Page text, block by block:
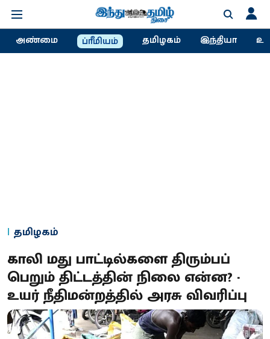
அண்மை ப்ரீமியம் தமிழகம் இந்தியா
தமிழகம்
காலி மது பாட்டில்களை திரும்பப்
பெறும் திட்டத்தின் நிலை என்ன? -
உயர் நீதிமன்றத்தில் அரசு விவரிப்பு